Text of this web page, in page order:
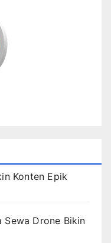
Konten Epik
Sewa Drone Bikin